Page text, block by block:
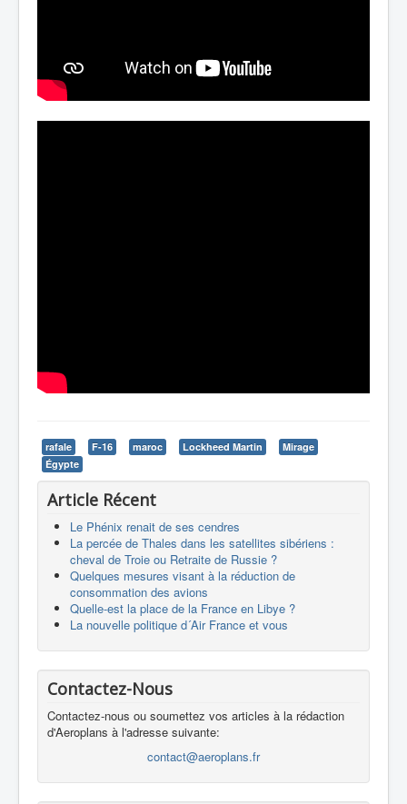
rafale F-16 maroc Lockheed Martin
Mirage
Égypte
Article Récent
Le Phénix renait de ses cendres
La percée de Thales dans les satellites sibériens :
cheval de Troie ou Retraite de Russie ?
Quelques mesures visant à la réduction de
consommation des avions
Quelle-est la place de la France en Libye ?
La nouvelle politique d´Air France et vous
Contactez-Nous
Contactez-nous ou soumettez vos articles à la rédaction
d'Aeroplans à l'adresse suivante:
contact@aeroplans.fr